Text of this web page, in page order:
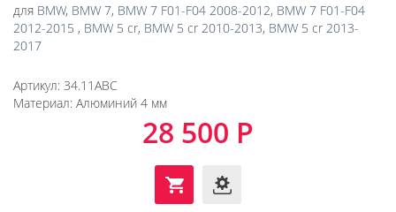
для BMW, BMW 7, BMW 7 F01-F04 2008-2012, BMW 7 F01-F04
2012-2015 , BMW 5 cr, BMW 5 cr 2010-2013, BMW 5 cr 2013-
2017
Артикул: 34.11ABC
Материал: Алюминий 4 мм
28 500 Р